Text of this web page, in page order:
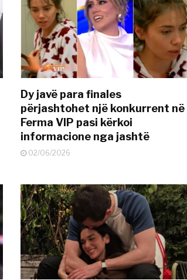
Dy javë para finales
përjashtohet një konkurrent në
Ferma VIP pasi kërkoi
informacione nga jashtë
02/06/2026